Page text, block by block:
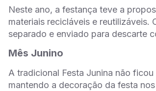
Neste ano, a festança teve a
materiais recicláveis e
separado e enviado para descarte
Mês Junino
A tradicional Festa Junina não
mantendo a decoração da festa